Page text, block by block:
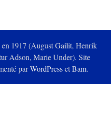
en 1917 (August Gailit, Henrik
Adson, Marie Under). Site
parWordPressetBam.